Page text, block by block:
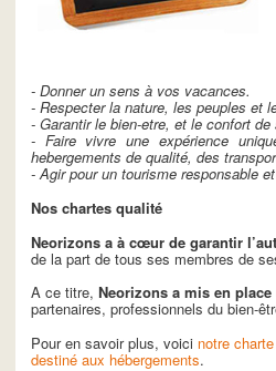
- Donner un sens à vos vacances.
- Respecter la nature, les peuples et
- Garantir le bien-etre, et le confort
- Faire vivre une expérience
hebergements de qualité, des
- Agir pour un tourisme responsable
Nos chartes qualité
Neorizons a à cœur de garantir
de la part de tous ses membres de
A ce titre, Neorizons a mis en
partenaires, professionnels du bien-
Pour en savoir plus, voici notre
destiné aux hébergements.